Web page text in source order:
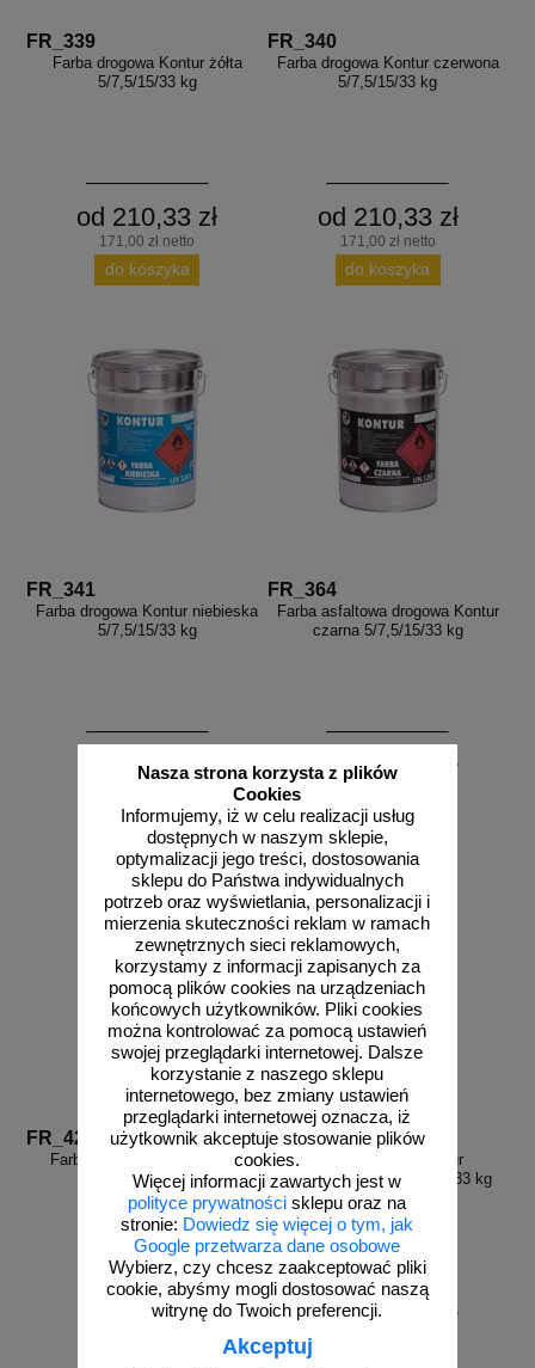
Nasza strona korzysta z plików
Cookies
Informujemy, iż w celu realizacji usług
dostępnych w naszym sklepie,
optymalizacji jego treści, dostosowania
sklepu do Państwa indywidualnych
potrzeb oraz wyświetlania, personalizacji i
mierzenia skuteczności reklam w ramach
zewnętrznych sieci reklamowych,
korzystamy z informacji zapisanych za
pomocą plików cookies na urządzeniach
końcowych użytkowników. Pliki cookies
można kontrolować za pomocą ustawień
swojej przeglądarki internetowej. Dalsze
korzystanie z naszego sklepu
internetowego, bez zmiany ustawień
przeglądarki internetowej oznacza, iż
użytkownik akceptuje stosowanie plików
cookies.
Więcej informacji zawartych jest w
polityce prywatności sklepu oraz na
stronie: Dowiedz się więcej o tym, jak
Google przetwarza dane osobowe
Wybierz, czy chcesz zaakceptować pliki
cookie, abyśmy mogli dostosować naszą
witrynę do Twoich preferencji.
Akceptuj
FR_339
Farba drogowa Kontur żółta
5/7,5/15/33 kg
od 210,33 zł
171,00 zł netto
do koszyka
FR_340
Farba drogowa Kontur czerwona
5/7,5/15/33 kg
od 210,33 zł
171,00 zł netto
do koszyka
FR_341
Farba drogowa Kontur niebieska
5/7,5/15/33 kg
od 210,33 zł
do koszyka
FR_364
Farba asfaltowa drogowa Kontur
czarna 5/7,5/15/33 kg
od 210,33 zł
do koszyka
FR_422
Farba drogowa Kontur szara
5/7,5/15/33 kg
od 210,33 zł
FR_457
Farba drogowa Kontur
pomarańczowa 5/7,5/15/33 kg
od 210,33 zł